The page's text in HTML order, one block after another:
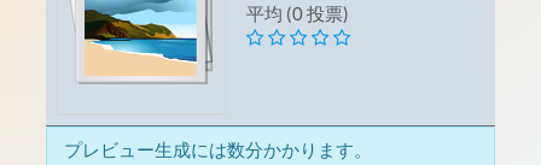
平均 (0 投票)
プレビュー生成には数分かかります。